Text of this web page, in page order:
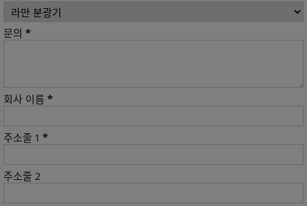
문의 *
회사 이름 *
주소줄 1 *
주소줄 2